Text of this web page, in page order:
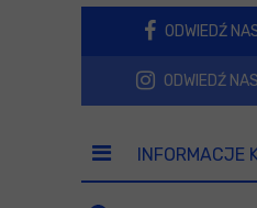
ODWIEDŹ
ODWIEDŹ
INFORMACJE